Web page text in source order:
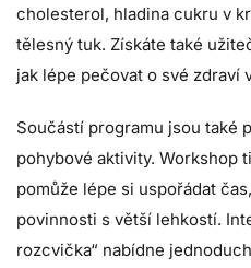
cholesterol, hladina cukru v
tělesný tuk. Získáte také
jak lépe pečovat o své zdraví
Součástí programu jsou také
pohybové aktivity. Workshop
pomůže lépe si uspořádat
povinnosti s větší lehkostí.
rozcvička“ nabídne